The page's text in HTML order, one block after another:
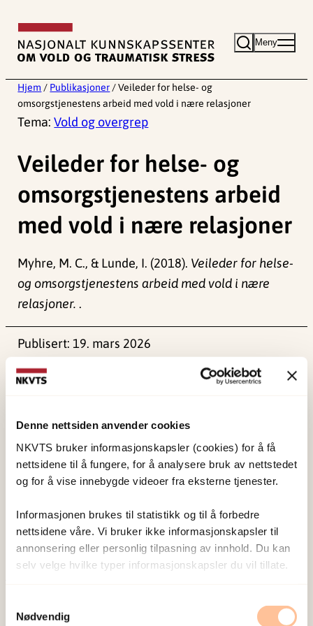
Denne nettsiden anvender cookies
NKVTS bruker informasjonskapsler (cookies) for å få
nettsidene til å fungere, for å analysere bruk av nettstedet
og for å vise innebygde videoer fra eksterne tjenester.
Informasjonen brukes til statistikk og til å forbedre
nettsidene våre. Vi bruker ikke informasjonskapsler til
annonsering eller personlig tilpasning av innhold. Du kan
selv velge hvilke typer informasjonskapsler du vil tillate.
Nødvendig
innhold
Meny
Hjem / Publikasjoner / Veileder for helse- og
omsorgstjenestens arbeid med vold i nære relasjoner
Tema:Vold og overgrep
Veileder for helse- og
omsorgstjenestens arbeid
med vold i nære relasjoner
Myhre, M. C., & Lunde, I. (2018). Veileder for helse-
og omsorgstjenestens arbeid med vold i nære
relasjoner. .
Publisert: 19. mars 2026
Sist redigert:
NKVTS utvikler og sprer kunnskap og kompetanse
om vold og traumatisk stress. Formålet er å bidra
til å forebygge og redusere de helsemessige og
sosiale konsekvensene som vold og traumatisk
stress kan medføre.
Ansatte